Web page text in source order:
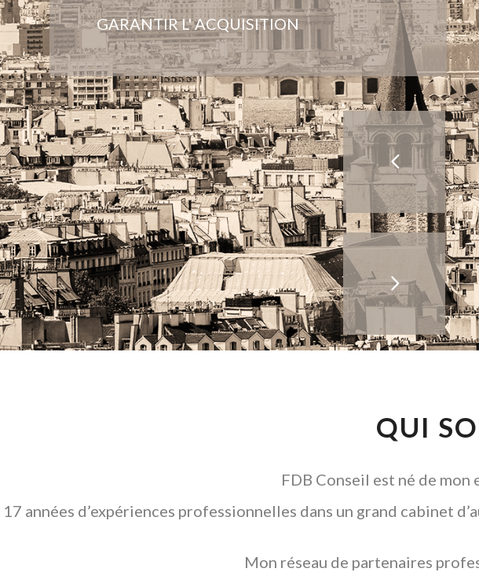
GARANTIR L' ACQUISITION
QUI
FDB Conseil est né de
17 années d’expériences professionnelles dans un grand cabinet
Mon réseau de partenaires